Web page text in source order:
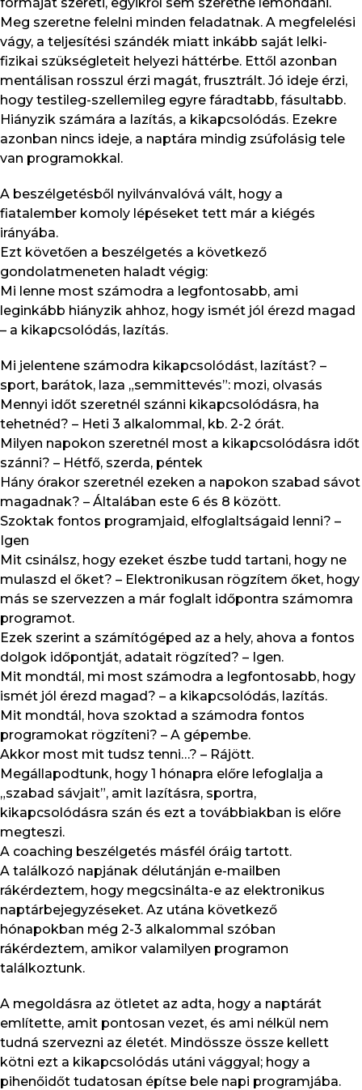
Meg szeretne felelni minden feladatnak. A megfelelési
vágy, a teljesítési szándék miatt inkább saját lelki-
fizikai szükségleteit helyezi háttérbe. Ettől azonban
mentálisan rosszul érzi magát, frusztrált. Jó ideje érzi,
hogy testileg-szellemileg egyre fáradtabb, fásultabb.
Hiányzik számára a lazítás, a kikapcsolódás. Ezekre
azonban nincs ideje, a naptára mindig zsúfolásig tele
van programokkal.
A beszélgetésből nyilvánvalóvá vált, hogy a
fiatalember komoly lépéseket tett már a kiégés
irányába.
Ezt követően a beszélgetés a következő
gondolatmeneten haladt végig:
Mi lenne most számodra a legfontosabb, ami
leginkább hiányzik ahhoz, hogy ismét jól érezd magad
– a kikapcsolódás, lazítás.
Mi jelentene számodra kikapcsolódást, lazítást? –
sport, barátok, laza „semmittevés”: mozi, olvasás
Mennyi időt szeretnél szánni kikapcsolódásra, ha
tehetnéd? – Heti 3 alkalommal, kb. 2-2 órát.
Milyen napokon szeretnél most a kikapcsolódásra időt
szánni? – Hétfő, szerda, péntek
Hány órakor szeretnél ezeken a napokon szabad sávot
magadnak? – Általában este 6 és 8 között.
Szoktak fontos programjaid, elfoglaltságaid lenni? –
Igen
Mit csinálsz, hogy ezeket észbe tudd tartani, hogy ne
mulaszd el őket? – Elektronikusan rögzítem őket, hogy
más se szervezzen a már foglalt időpontra számomra
programot.
Ezek szerint a számítógéped az a hely, ahova a fontos
dolgok időpontját, adatait rögzíted? – Igen.
Mit mondtál, mi most számodra a legfontosabb, hogy
ismét jól érezd magad? – a kikapcsolódás, lazítás.
Mit mondtál, hova szoktad a számodra fontos
programokat rögzíteni? – A gépembe.
Akkor most mit tudsz tenni…? – Rájött.
Megállapodtunk, hogy 1 hónapra előre lefoglalja a
„szabad sávjait”, amit lazításra, sportra,
kikapcsolódásra szán és ezt a továbbiakban is előre
megteszi.
A coaching beszélgetés másfél óráig tartott.
A találkozó napjának délutánján e-mailben
rákérdeztem, hogy megcsinálta-e az elektronikus
naptárbejegyzéseket. Az utána következő
hónapokban még 2-3 alkalommal szóban
rákérdeztem, amikor valamilyen programon
találkoztunk.
A megoldásra az ötletet az adta, hogy a naptárát
említette, amit pontosan vezet, és ami nélkül nem
tudná szervezni az életét. Mindössze össze kellett
kötni ezt a kikapcsolódás utáni vággyal; hogy a
pihenőidőt tudatosan építse bele napi programjába.